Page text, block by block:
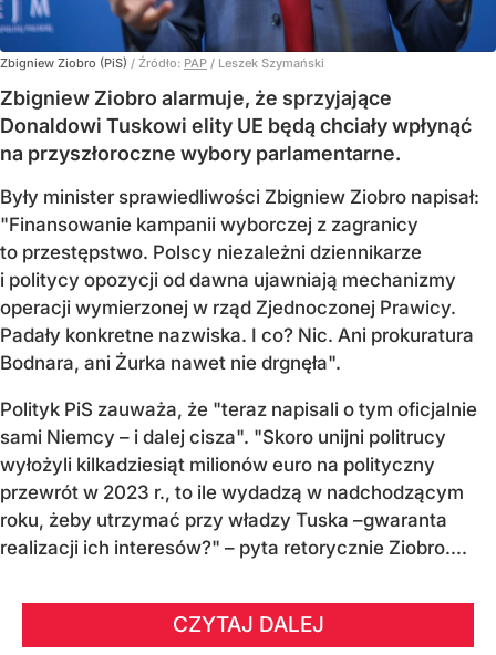
Zbigniew Ziobro (PiS) / Źródło: PAP / Leszek Szymański
Zbigniew Ziobro alarmuje, że sprzyjające
Donaldowi Tuskowi elity UE będą chciały wpłynąć
na przyszłoroczne wybory parlamentarne.
Były minister sprawiedliwości Zbigniew Ziobro napisał:
"Finansowanie kampanii wyborczej z zagranicy
to przestępstwo. Polscy niezależni dziennikarze
i politycy opozycji od dawna ujawniają mechanizmy
operacji wymierzonej w rząd Zjednoczonej Prawicy.
Padały konkretne nazwiska. I co? Nic. Ani prokuratura
Bodnara, ani Żurka nawet nie drgnęła".
Polityk PiS zauważa, że "teraz napisali o tym oficjalnie
sami Niemcy – i dalej cisza". "Skoro unijni politrucy
wyłożyli kilkadziesiąt milionów euro na polityczny
przewrót w 2023 r., to ile wydadzą w nadchodzącym
roku, żeby utrzymać przy władzy Tuska –gwaranta
realizacji ich interesów?" – pyta retorycznie Ziobro....
CZYTAJ DALEJ